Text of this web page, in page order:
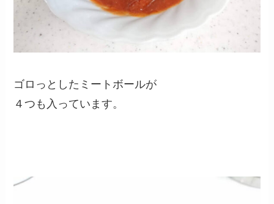
ゴロっとしたミートボールが
４つも入っています。